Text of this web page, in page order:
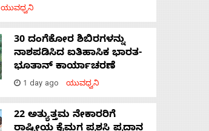
ಯುವಧ್ವನಿ
30 ದಂಗೆಕೋರ ಶಿಬಿರಗಳನ್ನು
ನಾಶಪಡಿಸಿದ ಐತಿಹಾಸಿಕ ಭಾರತ-
ಭೂತಾನ್ ಕಾರ್ಯಾಚರಣೆ
1 day ago ಯುವಧ್ವನಿ
22 ಅತ್ಯುತ್ತಮ ನೇಕಾರರಿಗೆ